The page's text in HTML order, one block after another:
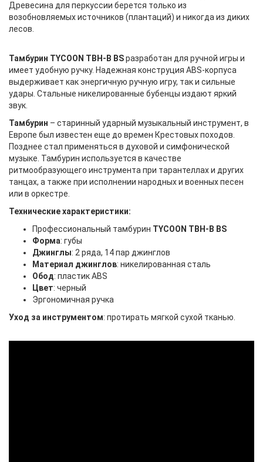
Древесина для перкуссии берется только из
возобновляемых источников (плантаций) и никогда из диких
лесов.
Тамбурин ТYCOON TBH-B BSразработан для ручной игры и
имеет удобную ручку. Надежная конструция ABS-корпуса
выдерживает как энергичную ручную игру, так и сильные
удары. Стальные никелированные бубенцы издают яркий
звук.
Тамбурин – старинный ударный музыкальный инструмент, в
Европе был известен еще до времен Крестовых походов.
Позднее стал применяться в духовой и симфонической
музыке. Тамбурин используется в качестве
ритмообразующего инструмента при тарантеллах и других
танцах, а также при исполнении народных и военных песен
или в оркестре.
Технические характеристики:
Профессиональный тамбурин ТYCOON TBH-B BS
Форма: губы
Джинглы: 2 ряда, 14 пар джинглов
Материал джинглов: никелированная сталь
Обод: пластик ABS
Цвет: черный
Эргономичная ручка
Уход за инструментом: протирать мягкой сухой тканью.